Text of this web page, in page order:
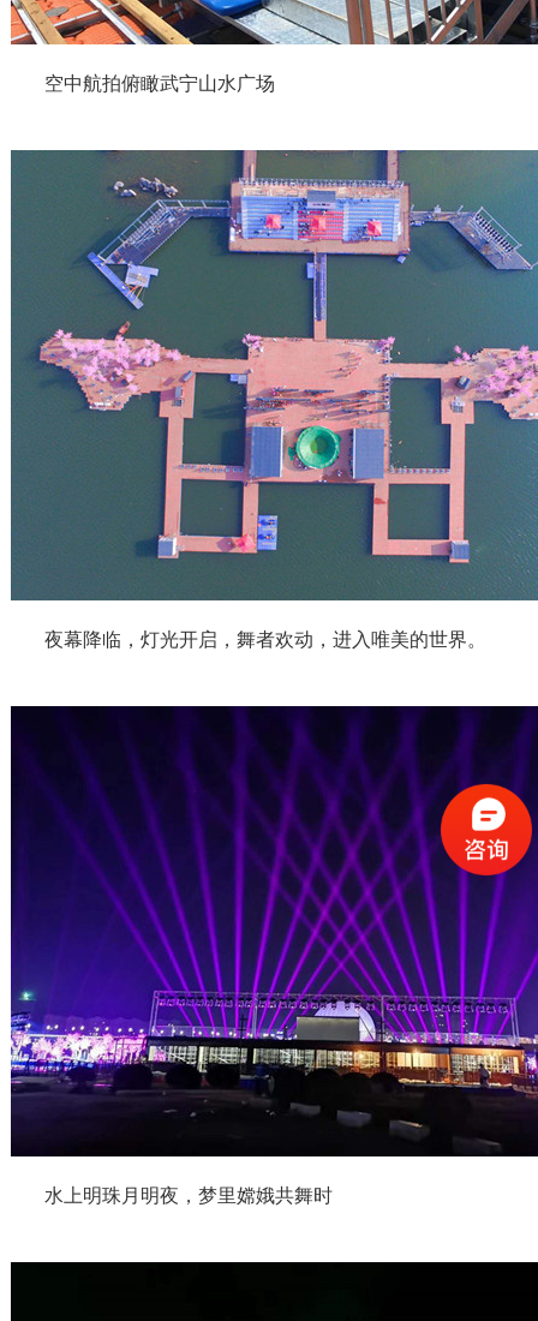
空中航拍俯瞰武宁山水广场
夜幕降临，灯光开启，舞者欢动，进入唯美的世界。
水上明珠月明夜，梦里嫦娥共舞时